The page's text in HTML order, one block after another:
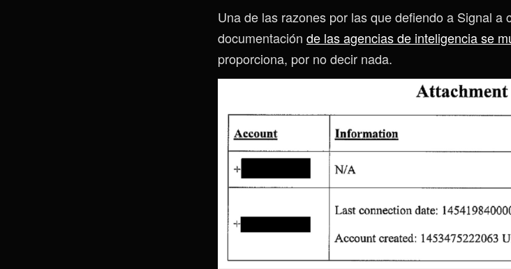
Una de las razones por las que defiendo a Signal a
documentación de las agencias de inteligencia se
proporciona, por no decir nada.